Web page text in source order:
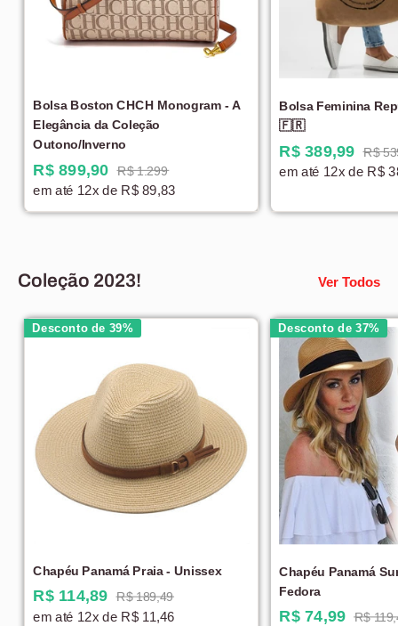
Bolsa Boston CHCH Monogram - A
Elegância da Coleção
Outono/Inverno
R$ 899,90 R$ 1.299
em até 12x de R$ 89,83
Bolsa Feminina
🇫🇷
R$ 389,99
R$
em até 12x de R$
Coleção 2023! Ver Todos
Desconto de 39%
Chapéu Panamá Praia - Unissex
R$ 114,89 R$ 189,49
em até 12x de R$ 11,46
Desconto de 37%
Chapéu Panamá
Fedora
R$ 74,99 R$